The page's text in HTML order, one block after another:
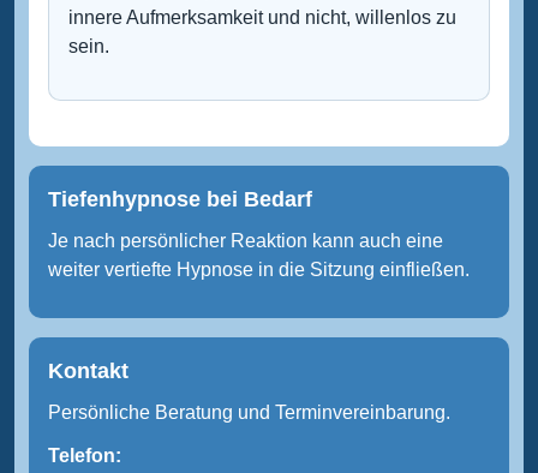
innere Aufmerksamkeit und nicht, willenlos zu
sein.
Tiefenhypnose bei Bedarf
Je nach persönlicher Reaktion kann auch eine
weiter vertiefte Hypnose in die Sitzung einfließen.
Kontakt
Persönliche Beratung und Terminvereinbarung.
Telefon: